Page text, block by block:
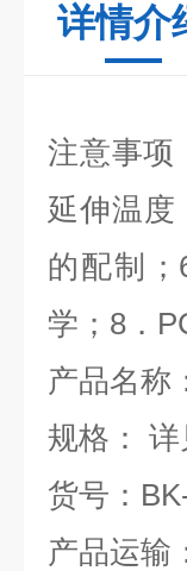
详情介
注意事项
延伸温度
的配制；
学； 8 ．
产品名称
规格： 详
货号：
产品运输